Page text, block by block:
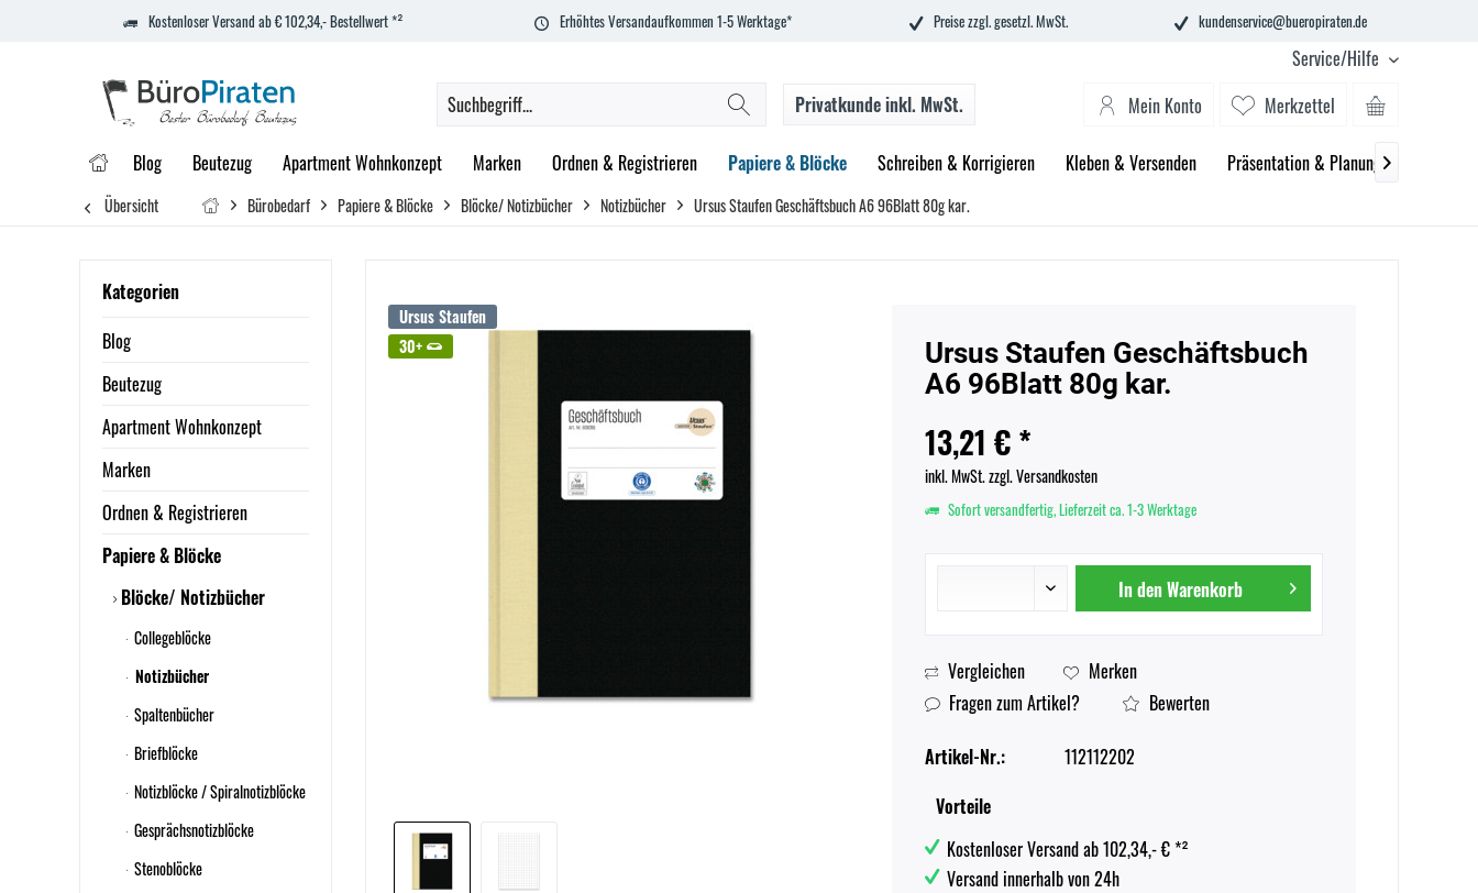
Kostenloser Versand ab € 102,34,- Bestellwert *² Erhöhtes Versandaufkommen 1-5 Werktage* Preise zzgl. gesetzl. MwSt. kundenservice@bueropiraten.de
Service/Hilfe
Merkzettel
Mein Konto
Privatkundeinkl. MwSt.
Blog Beutezug Apartment Wohnkonzept Marken Ordnen & Registrieren Papiere & Blöcke Schreiben & Korrigieren Kleben & Versenden Präsentation & Planung 
Übersicht Bürobedarf Papiere & Blöcke Blöcke/ Notizbücher Notizbücher Ursus Staufen Geschäftsbuch A6 96Blatt 80g kar.
Kategorien
Blog
Beutezug
Apartment Wohnkonzept
Marken
Ordnen & Registrieren
Papiere & Blöcke
Blöcke/ Notizbücher
Collegeblöcke
Notizbücher
Spaltenbücher
Briefblöcke
Notizblöcke / Spiralnotizblöcke
Gesprächsnotizblöcke
Stenoblöcke
Ursus Staufen
30+
Ursus Staufen Geschäftsbuch
A6 96Blatt 80g kar.
13,21 € *
inkl. MwSt.zzgl. Versandkosten
Sofort versandfertig, Lieferzeit ca. 1-3 Werktage
In denWarenkorb
Vergleichen
Merken
Fragen zum Artikel?
Bewerten
Artikel-Nr.:
112112202
Vorteile
Kostenloser Versand ab 102,34,- € *²
Versand innerhalb von 24h